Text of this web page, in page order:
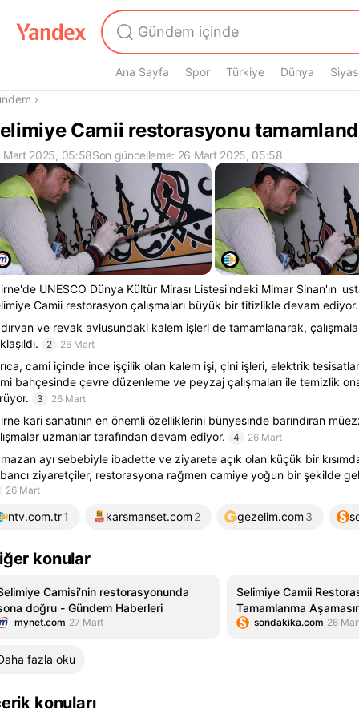
Ana Sayfa Spor Türkiye Dünya
›
Camii restorasyonu
Mart 2025, 05:58Son güncelleme: 26 Mart 2025, 05:58
UNESCO Dünya Kültür Mirası Listesi'ndeki Mimar Sinan'ın
Camii restorasyon çalışmaları büyük bir titizlikle devam ediyor.
ve revak avlusundaki kalem işleri de tamamlanarak,
2 26 Mart
cami içinde ince işçilik olan kalem işi, çini işleri, elektrik
bahçesinde çevre düzenleme ve peyzaj çalışmaları ile temizlik
3 26 Mart
kari sanatının en önemli özelliklerini bünyesinde barındıran
uzmanlar tarafından devam ediyor.
4 26 Mart
ayı sebebiyle ibadette ve ziyarete açık olan küçük bir
ziyaretçiler, restorasyona rağmen camiye yoğun bir şekilde
26 Mart
ntv.com.tr1 karsmanset.com 2 gezelim.com 3
konular
Camisi’nin restorasyonunda
doğru - Gündem Haberleri
mynet.com 27 Mart
Selimiye Camii
Tamamlanma
sondakika.com 26
fazla oku
konuları